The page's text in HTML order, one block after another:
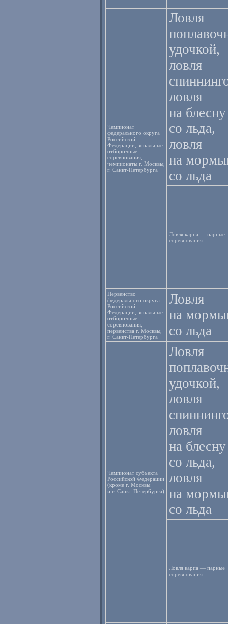
Чемпионат
федерального округа
Российской
Федерации, зональные
отборочные
соревнования,
чемпионаты г. Москвы,
г. Санкт-Петербурга
Ловля
удочкой,
ловля
ловля
на блесну
со льда,
ловля
на
со льда
Ловля карпа — парные
соревнования
Первенство
федерального округа
Российской
Федерации, зональные
отборочные
соревнования,
первенства г. Москвы,
г. Санкт-Петербурга
Ловля
на
со льда
Чемпионат субъекта
Российской Федерации
(кроме г. Москвы
и г. Санкт-Петербурга)
Ловля
удочкой,
ловля
ловля
на блесну
со льда,
ловля
на
со льда
Ловля карпа — парные
соревнования